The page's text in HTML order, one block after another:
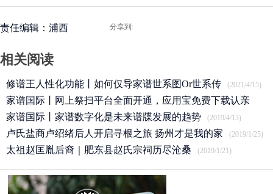
责任编辑：浦西 分享到:
相关阅读
修谱王人性化功能丨如何仅导家谱世系图Or世系传 (2021/4/15)
家谱国际丨网上祭扫平台全面开通，应用宝免费下载认亲
APP
(2020/3/25)
家谱国际丨家谱数字化是未来谱牒发展的趋势 (2019/4/13)
卢氏盐商卢绍绪后人开启寻根之旅 扬州才是我的家 (2019/1/25)
太祖赵匡胤后裔｜肥东县赵氏宗祠历尽沧桑 (2019/1/21)